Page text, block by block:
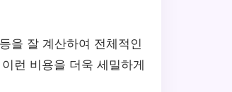
을 잘 계산하여 전체적인
런 비용을 더욱 세밀하게